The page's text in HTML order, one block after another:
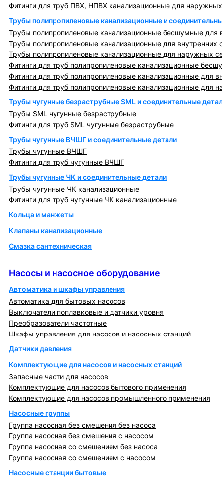
Фитинги для труб ПВХ, НПВХ канализационные для
Трубы полипропиленовые канализационные и
Трубы полипропиленовые канализационные бесшумные для
Трубы полипропиленовые канализационные для внутренних
Трубы полипропиленовые канализационные для наружных
Фитинги для труб полипропиленовые канализационные
Фитинги для труб полипропиленовые канализационные для
Фитинги для труб полипропиленовые канализационные для
Трубы чугунные безраструбные SML и соединительные
Трубы SML чугунные безраструбные
Фитинги для труб SML чугунные безраструбные
Трубы чугунные ВЧШГ и соединительные детали
Трубы чугунные ВЧШГ
Фитинги для труб чугунные ВЧШГ
Трубы чугунные ЧК и соединительные детали
Трубы чугунные ЧК канализационные
Фитинги для труб чугунные ЧК канализационные
Кольца и манжеты
Клапаны канализационные
Смазка сантехническая
Насосы и насосное оборудование
Автоматика и шкафы управления
Автоматика для бытовых насосов
Выключатели поплавковые и датчики уровня
Преобразователи частотные
Шкафы управления для насосов и насосных станций
Датчики давления
Комплектующие для насосов и насосных станций
Запасные части для насосов
Комплектующие для насосов бытового применения
Комплектующие для насосов промышленного применения
Насосные группы
Группа насосная без смешения без насоса
Группа насосная без смешения с насосом
Группа насосная со смешением без насоса
Группа насосная со смешением с насосом
Насосные станции бытовые